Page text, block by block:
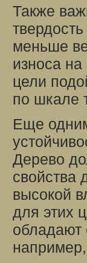
Также
меньше
износа на
цели
по шкале
Еще
Дерево
свойства
высокой
для этих
обладают